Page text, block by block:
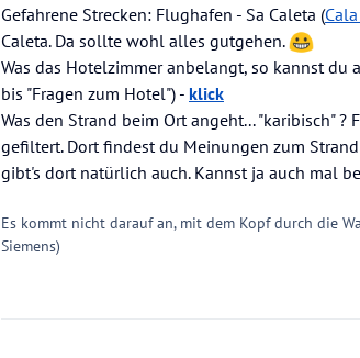
Gefahrene Strecken: Flughafen - Sa Caleta (
Caleta. Da sollte wohl alles gutgehen.
Was das Hotelzimmer anbelangt, so kannst
bis "Fragen zum Hotel") - klick
Was den Strand beim Ort angeht... "karibisch"
gefiltert. Dort findest du Meinungen zum
gibt's dort natürlich auch. Kannst ja auch mal
Es kommt nicht darauf an, mit dem Kopf durch die
Siemens)